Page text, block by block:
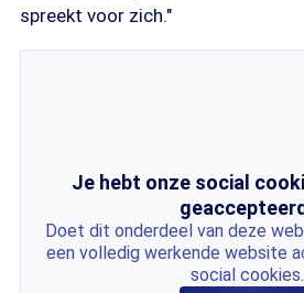
spreekt voor zich."
Je hebt onze social
Doet dit onderdeel van deze
een volledig werkende website
social cookies.